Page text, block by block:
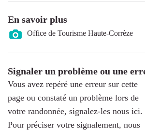
En savoir plus
Office de Tourisme Haute-Corrèze
Signaler un problème ou une
Vous avez repéré une erreur sur cette
page ou constaté un problème lors de
votre randonnée, signalez-les nous ici.
Pour préciser votre signalement, nous